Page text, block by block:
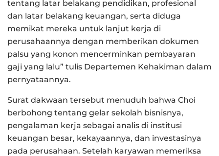
tentang latar belakang pendidikan, profesional
dan latar belakang keuangan, serta diduga
memikat mereka untuk lanjut kerja di
perusahaannya dengan memberikan dokumen
palsu yang konon mencerminkan pembayaran
gaji yang lalu” tulis Departemen Kehakiman dalam
pernyataannya.
Surat dakwaan tersebut menuduh bahwa Choi
berbohong tentang gelar sekolah bisnisnya,
pengalaman kerja sebagai analis di institusi
keuangan besar, kekayaannya, dan investasinya
pada perusahaan. Setelah karyawan memeriksa